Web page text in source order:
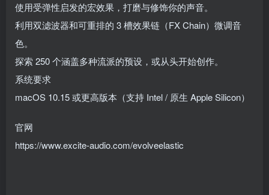
使用受弹性启发的宏效果，打磨与修饰你的声音。
利用双滤波器和可重排的 3 槽效果链（FX Chain）微调音
色。
探索 250 个涵盖多种流派的预设，或从头开始创作。
系统要求
macOS 10.15 或更高版本（支持 Intel / 原生 Apple Silicon）
官网
https://www.excite-audio.com/evolveelastic